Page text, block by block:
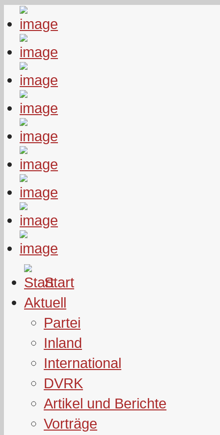
Start
Aktuell
Partei
Inland
International
DVRK
Artikel und Berichte
Vorträge